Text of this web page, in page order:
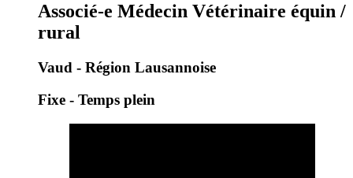
Associé-e Médecin Vétérinaire équin /
rural
Vaud - Région Lausannoise
Fixe - Temps plein